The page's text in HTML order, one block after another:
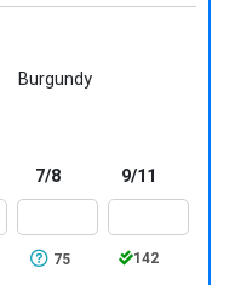
Burgundy
7/8
75
9/11
142